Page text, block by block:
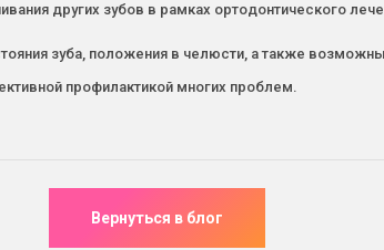
других зубов в рамках ортодонтического
зуба, положения в челюсти, а также
профилактикой многих проблем.